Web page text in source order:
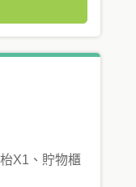
X1、貯物櫃